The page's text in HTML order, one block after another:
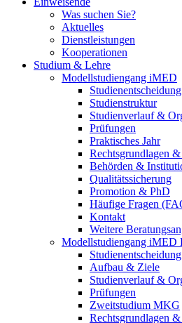
Was suchen Sie?
Aktuelles
Dienstleistungen
Kooperationen
Studium & Lehre
Modellstudiengang iMED
Studienentscheidung
Studienstruktur
Studienverlauf &
Prüfungen
Praktisches Jahr
Rechtsgrundlagen
Behörden &
Qualitätssicherung
Promotion & PhD
Häufige Fragen
Kontakt
Weitere
Modellstudiengang iMED
Studienentscheidung
Aufbau & Ziele
Studienverlauf &
Prüfungen
Zweitstudium MKG
Rechtsgrundlagen